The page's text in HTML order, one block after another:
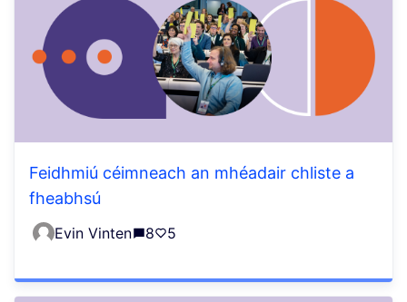
Feidhmiú céimneach an mhéadair chliste a
fheabhsú
Evin Vinten 8 5